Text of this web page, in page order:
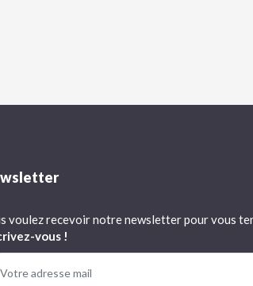
voulez recevoir notre newsletter pour vous
vous !